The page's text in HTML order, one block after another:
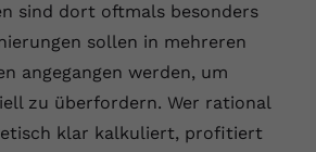
sind dort oftmals besonders
sollen in mehreren
angegangen werden, um
zu überfordern. Wer rational
klar kalkuliert, profitiert
von YouTube gesetzte Cookie
eine eindeutige ID, um
von YouTube der Nutzer
hat.